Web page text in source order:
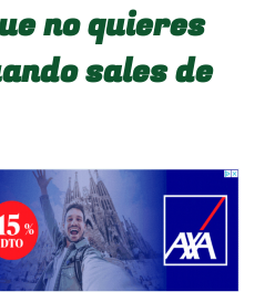
no quieres
sales de